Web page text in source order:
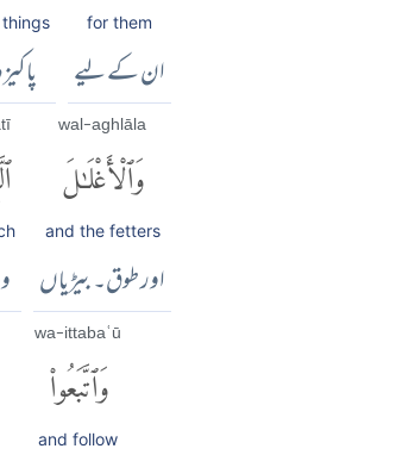
for them
ان کے لیے
wal-aghlāla
وَٱلْأَغْلَٰلَ
and the fetters
اور طوق۔ بیڑیاں
wa-ittabaʿū
وَٱتَّبَعُوا۟
and follow